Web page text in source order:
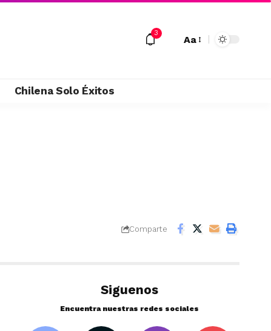
3
Aa
Chilena Solo Éxitos
Comparte
Siguenos
Encuentra nuestras redes sociales